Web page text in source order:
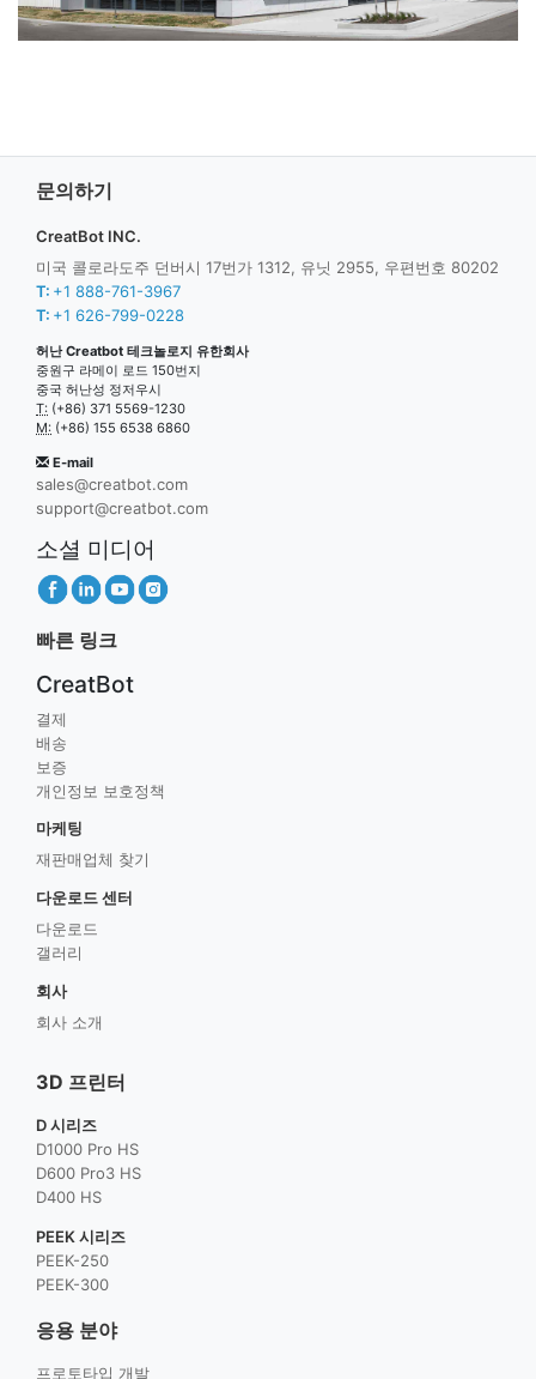
문의하기
CreatBot INC.
미국 콜로라도주 던버시 17번가 1312, 유닛 2955, 우편번호 80202
T: +1 888-761-3967
T: +1 626-799-0228
허난 Creatbot 테크놀로지 유한회사
중원구 라메이 로드 150번지
중국 허난성 정저우시
T: (+86) 371 5569-1230
M: (+86) 155 6538 6860
E-mail
sales@creatbot.com
support@creatbot.com
소셜 미디어
빠른 링크
CreatBot
결제
배송
보증
개인정보 보호정책
마케팅
재판매업체 찾기
다운로드 센터
다운로드
갤러리
회사
회사 소개
3D 프린터
D 시리즈
D1000 Pro HS
D600 Pro3 HS
D400 HS
PEEK 시리즈
PEEK-250
PEEK-300
응용 분야
프로토타입 개발